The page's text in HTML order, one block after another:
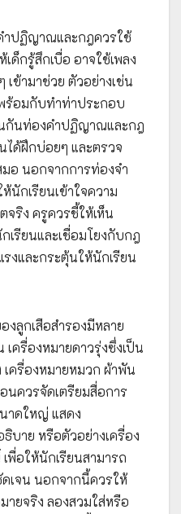
ำปฏิญาณและกฎควรใช้
ด็กรู้สึกเบื่อ อาจใช้เพลง
เข้ามาช่วย ตัวอย่างเช่น
อมกับทำท่าประกอบ
กันท่องคำปฏิญาณและกฎ
ได้ฝึกบ่อยๆ และตรวจ
มอ นอกจากการท่องจำ
นักเรียนเข้าใจความ
ริง ครูควรชี้ให้เห็น
รียนและเชื่อมโยงกับกฎ
รงและกระตุ้นให้นักเรียน
ลูกเสือสำรองมีหลาย
ครื่องหมายดาวรุ่งซึ่งเป็น
ครื่องหมายหมวก ผ้าพัน
นควรจัดเตรียมสื่อการ
าดใหญ่ แสดง
บาย หรือตัวอย่างเครื่อง
พื่อให้นักเรียนสามารถ
ดเจน นอกจากนี้ควรให้
ายจริง ลองสวมใส่หรือ